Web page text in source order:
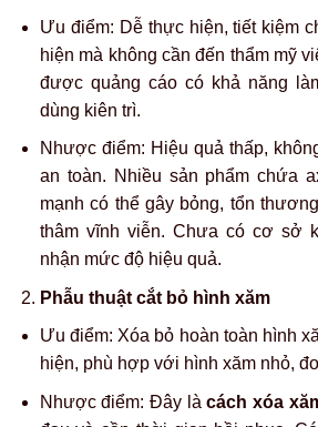
Ưu điểm: Dễ thực hiện, tiết kiệm
hiện mà không cần đến thẩm mỹ
được quảng cáo có khả năng
dùng kiên trì.
Nhược điểm: Hiệu quả thấp,
an toàn. Nhiều sản phẩm chứa
mạnh có thể gây bỏng, tổn
thâm vĩnh viễn. Chưa có cơ sở
nhận mức độ hiệu quả.
Phẫu thuật cắt bỏ hình xăm
Ưu điểm: Xóa bỏ hoàn toàn hình
hiện, phù hợp với hình xăm nhỏ,
Nhược điểm: Đây làcách xóa